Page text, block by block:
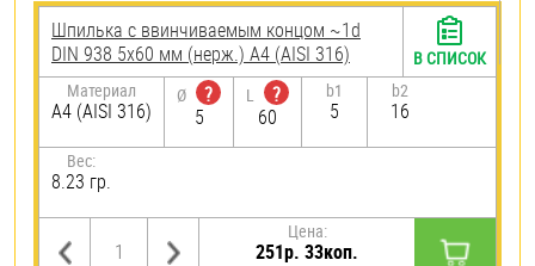
Шпилька c ввинчиваемым концом ~1d
DIN 938 5х60 мм (нерж.) A4 (AISI 316)
Материал
A4 (AISI 316)
Ø
?
5
L
?
60
b1
5
b2
16
Вес:
8.23 гр.
Цена:
251р. 33коп.
В СПИСОК